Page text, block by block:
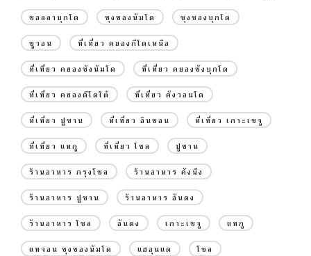
ชอลลาบุกโด ชุงชองนัมโด ชุงชองบุกโด
ซูวอน ที่เที่ยว คยองกีโดเหนือ
ที่เที่ยว คยองซังนัมโด ที่เที่ยว คยองซังบุกโด
ที่เที่ยว คยองดีโดใต้ ที่เที่ยว คังวอนโด
ที่เที่ยว ปูซาน ที่เที่ยว อินชอน ที่เที่ยว เกาะเชจู
ที่เที่ยว แทกู ที่เที่ยว โซล ปูซาน
ร้านอาหาร กรุงโซล ร้านอาหาร คังนึง
ร้านอาหาร ปูซาน ร้านอาหาร อันดง
ร้านอาหาร โซล อันดง เกาะเชจู แทกู
แทจอน ชุงชองนัมโด แฮอุนแด โซล